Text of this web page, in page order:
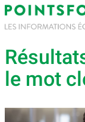
le mot